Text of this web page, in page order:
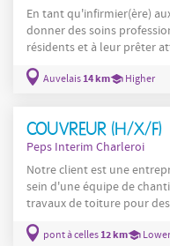
En tant qu'infirmier(ère)
donner des soins
résidents et à leur prêter
où la collaboration et le
nous ? Korian est l'un des principaux prestataires de soins en
centres de soins de jour,
Auvelais14 km Higher
COUVREUR (H/X/F)
Peps Interim Charleroi
Notre client est une
sein d'une équipe de
travaux de toiture pour
industriels dans la région
responsabilités : Pose, réparation et entretien de toitures
pont à celles12 km Lower